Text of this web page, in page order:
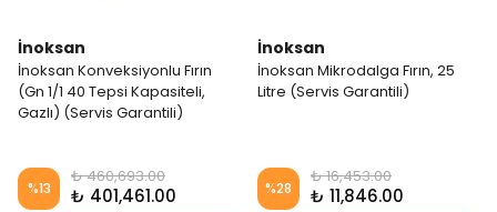
İnoksan
İnoksan Konveksiyonlu Fırın
(Gn 1/1 40 Tepsi Kapasiteli,
Gazlı) (Servis Garantili)
%13
₺ 460,693.00
₺ 401,461.00
İnoksan
İnoksan Mikrodalga Fırın, 25
Litre (Servis Garantili)
%28
₺ 16,453.00
₺ 11,846.00